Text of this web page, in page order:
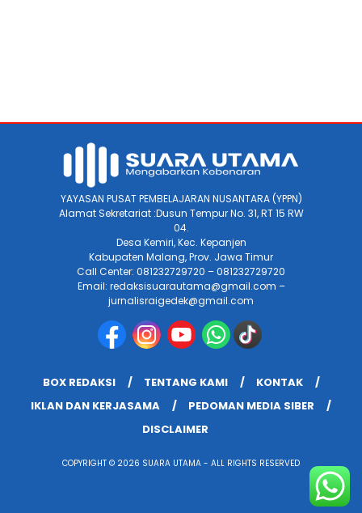
YAYASAN PUSAT PEMBELAJARAN NUSANTARA (YPPN)
Alamat Sekretariat :Dusun Tempur No. 31, RT 15 RW
04.
Desa Kemiri, Kec. Kepanjen
Kabupaten Malang, Prov. Jawa Timur
Call Center: 081232729720 – 081232729720
Email: redaksisuarautama@gmail.com –
jurnalisraigedek@gmail.com
BOX REDAKSI TENTANG KAMI
KONTAK
IKLAN DAN KERJASAMA
PEDOMAN MEDIA SIBER
DISCLAIMER
COPYRIGHT © 2026 SUARA UTAMA - ALL RIGHTS RESERVED